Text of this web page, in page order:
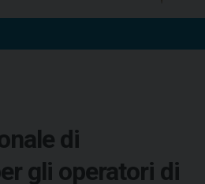
di
gli operatori di